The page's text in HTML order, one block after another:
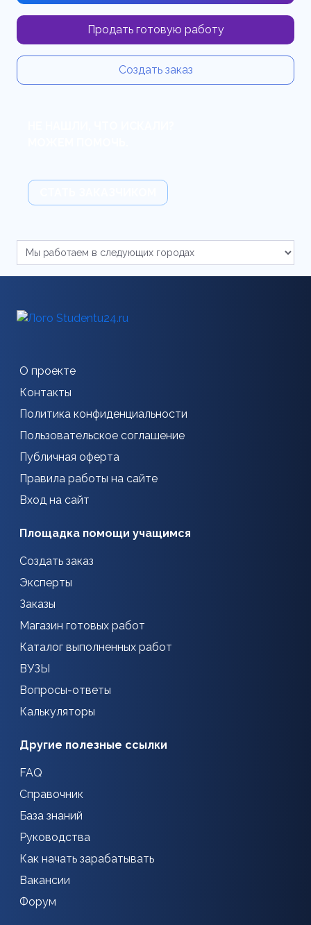
Продать готовую работу
Создать заказ
О проекте
Контакты
Политика конфиденциальности
Пользовательское соглашение
Публичная оферта
Правила работы на сайте
Вход на сайт
Площадка помощи учащимся
Создать заказ
Эксперты
Заказы
Магазин готовых работ
Каталог выполненных работ
ВУЗЫ
Вопросы-ответы
Калькуляторы
Другие полезные ссылки
FAQ
Справочник
База знаний
Руководства
Как начать зарабатывать
Вакансии
Форум